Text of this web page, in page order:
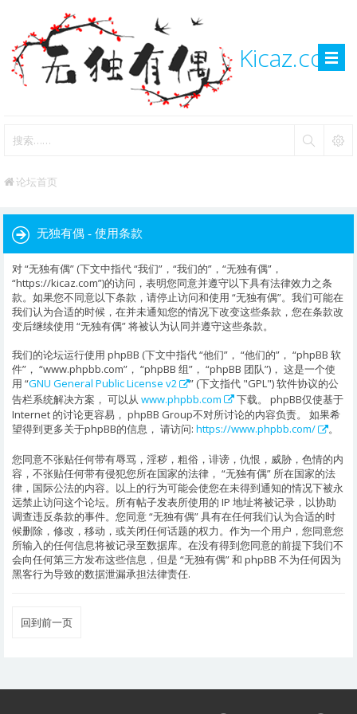
Kicaz.com
论坛首页
无独有偶 - 使用条款
对 “无独有偶” (下文中指代 “我们”，“我们的”，“无独有偶”，
“https://kicaz.com”)的访问，表明您同意并遵守以下具有法律效力之条
款。如果您不同意以下条款，请停止访问和使用 “无独有偶”。我们可能在
我们认为合适的时候，在并未通知您的情况下改变这些条款，您在条款改
变后继续使用 “无独有偶” 将被认为认同并遵守这些条款。
我们的论坛运行使用 phpBB (下文中指代 “他们”， “他们的”， “phpBB 软
件”， “www.phpbb.com”， “phpBB 组”， “phpBB 团队”)， 这是一个使
用 “GNU General Public License v2
” (下文指代 "GPL") 软件协议的公
告栏系统解决方案， 可以从 www.phpbb.com
下载。 phpBB仅使基于
Internet 的讨论更容易， phpBB Group不对所讨论的内容负责。 如果希
望得到更多关于phpBB的信息， 请访问: https://www.phpbb.com/ 。
您同意不张贴任何带有辱骂，淫秽，粗俗，诽谤，仇恨，威胁，色情的内
容，不张贴任何带有侵犯您所在国家的法律， “无独有偶” 所在国家的法
律，国际公法的内容。以上的行为可能会使您在未得到通知的情况下被永
远禁止访问这个论坛。所有帖子发表所使用的 IP 地址将被记录，以协助
调查违反条款的事件。您同意 “无独有偶” 具有在任何我们认为合适的时
候删除，修改，移动，或关闭任何话题的权力。作为一个用户，您同意您
所输入的任何信息将被记录至数据库。在没有得到您同意的前提下我们不
会向任何第三方发布这些信息，但是 “无独有偶” 和 phpBB 不为任何因为
黑客行为导致的数据泄漏承担法律责任.
回到前一页